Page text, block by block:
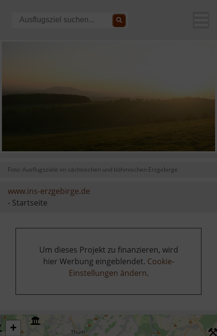
Foto: Ausflugsziele im sächsischen und böhmischen Erzgebirge
www.ins-erzgebirge.de
- Startseite
Um dieses Projekt zu finanzieren, wird
hier Werbung eingeblendet. Cookie-
Einstellungen ändern.
+